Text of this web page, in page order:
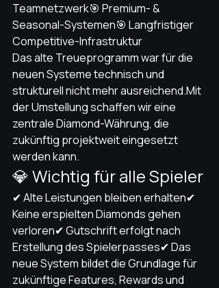
Teamnetzwerk🎯 Premium- &
Seasonal-Systemen🎯 Langfristiger
Competitive-Infrastruktur
Das alte Treueprogramm war für die
neuen Systeme technisch und
strukturell nicht mehr ausreichend.Mit
der Umstellung schaffen wir eine
zentrale Diamond-Währung, die
zukünftig projektweit eingesetzt
werden kann.
💎 Wichtig für alle Spieler
✔ Alte Leistungen bleiben erhalten✔
Keine erspielten Diamonds gehen
verloren✔ Gutschrift erfolgt nach
Erstellung des Spielerpasses✔ Das
neue System bildet die Grundlage für
zukünftige Features, Rewards und